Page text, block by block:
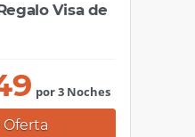
Visa de
por 3 Noches
Oferta